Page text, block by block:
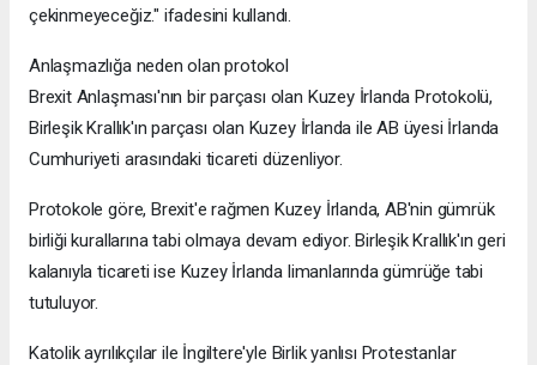
çekinmeyeceğiz." ifadesini kullandı.
Anlaşmazlığa neden olan protokol
Brexit Anlaşması'nın bir parçası olan Kuzey İrlanda Protokolü,
Birleşik Krallık'ın parçası olan Kuzey İrlanda ile AB üyesi İrlanda
Cumhuriyeti arasındaki ticareti düzenliyor.
Protokole göre, Brexit'e rağmen Kuzey İrlanda, AB'nin gümrük
birliği kurallarına tabi olmaya devam ediyor. Birleşik Krallık'ın geri
kalanıyla ticareti ise Kuzey İrlanda limanlarında gümrüğe tabi
tutuluyor.
Katolik ayrılıkçılar ile İngiltere'yle Birlik yanlısı Protestanlar